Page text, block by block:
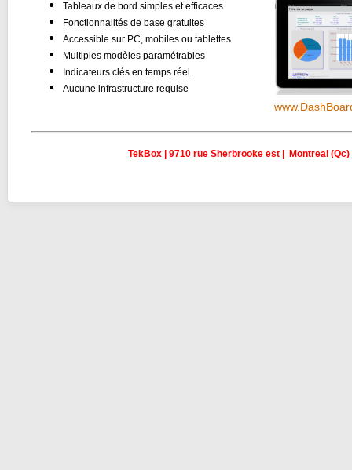
Tableaux de bord simples et efficaces
Fonctionnalités de base gratuites
Accessible sur PC, mobiles ou tablettes
Multiples modèles paramétrables
Indicateurs clés en temps réel
Aucune infrastructure requise
TekBox | 9710 rue Sherbrooke est | Montreal (Qc)